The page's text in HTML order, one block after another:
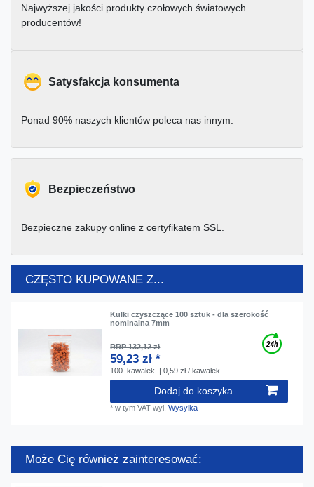
Najwyższej jakości produkty czołowych światowych
producentów!
Satysfakcja konsumenta
Ponad 90% naszych klientów poleca nas innym.
Bezpieczeństwo
Bezpieczne zakupy online z certyfikatem SSL.
CZĘSTO KUPOWANE Z...
Kulki czyszczące 100 sztuk - dla szerokość
nominalna 7mm
RRP 132,12 zł
59,23 zł *
100 kawałek | 0,59 zł / kawałek
Dodaj do koszyka
*w tym VAT wyl.Wysylka
Może Cię również zainteresować: